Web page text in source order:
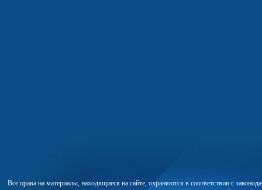
Все права на материалы, находящиеся на сайте, охраняются в соответствии с